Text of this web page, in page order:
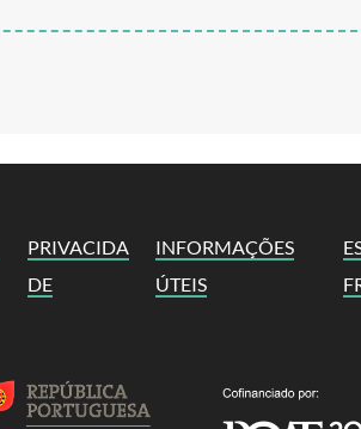
PRIVACIDA
DE
INFORMAÇÕES
ÚTEIS